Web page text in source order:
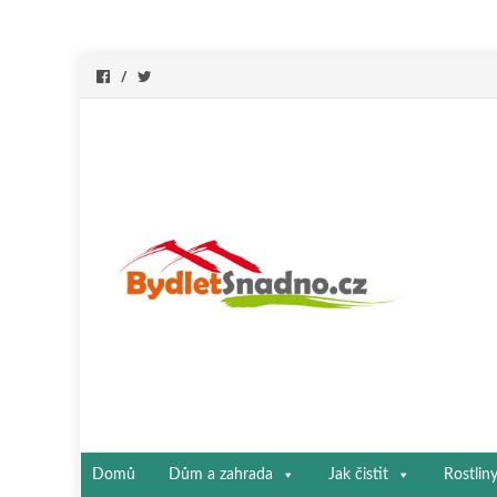
Přeskočit
Domů Dům a zahrada Jak čistit Rostliny